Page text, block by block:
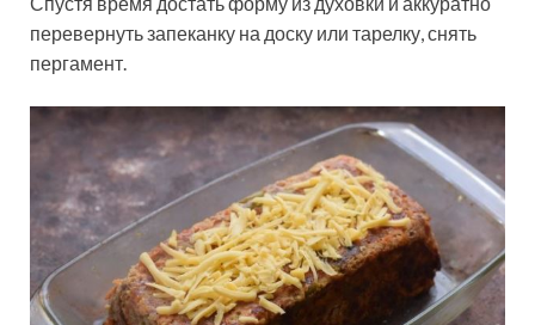
перевернуть запеканку на доску или тарелку, снять
пергамент.